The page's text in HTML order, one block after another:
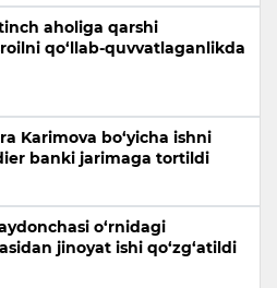
aholiga qarshi
qo‘llab-quvvatlaganlikda
Karimova bo‘yicha ishni
banki jarimaga tortildi
o‘rnidagi
jinoyat ishi qo‘zg‘atildi